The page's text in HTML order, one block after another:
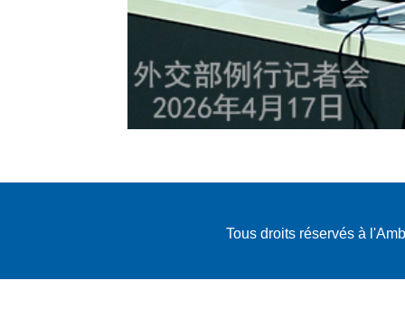
Tous droits réservés à